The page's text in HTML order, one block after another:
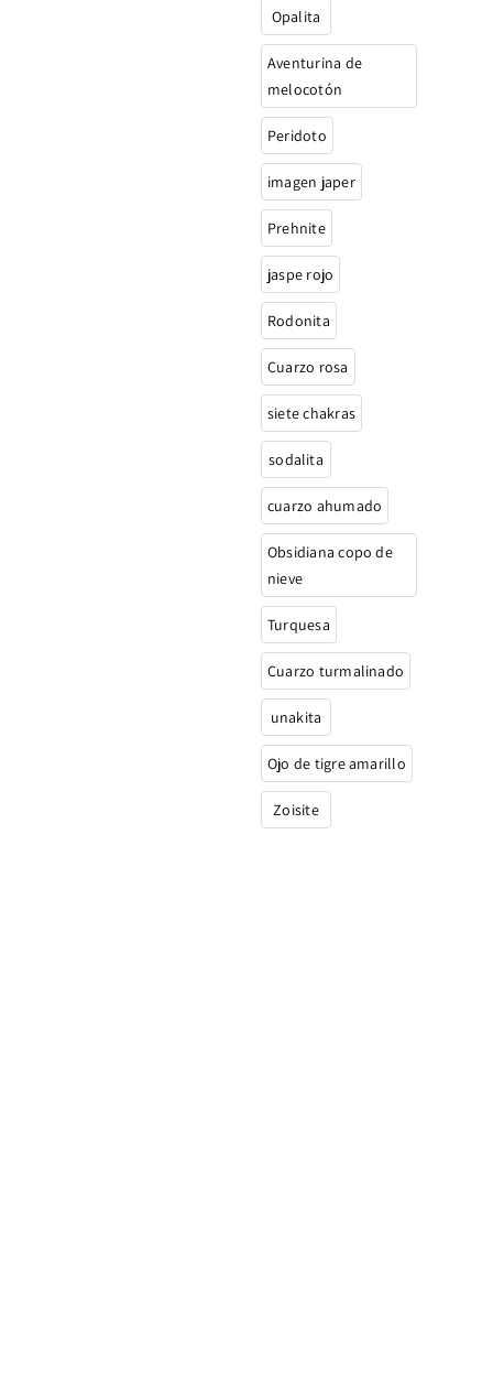
Opalita
Aventurina de
melocotón
Peridoto
imagen japer
Prehnite
jaspe rojo
Rodonita
Cuarzo rosa
siete chakras
sodalita
cuarzo ahumado
Obsidiana copo de
nieve
Turquesa
Cuarzo turmalinado
unakita
Ojo de tigre amarillo
Zoisite